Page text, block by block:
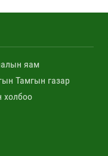
яам
Тамгын газар
холбоо